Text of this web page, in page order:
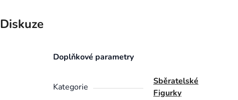
Diskuze
Doplňkové parametry
Kategorie
Sběratelské
Figurky